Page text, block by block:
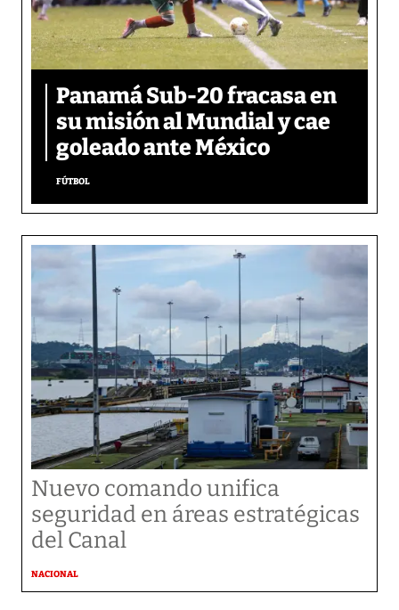
Panamá Sub-20 fracasa en
su misión al Mundial y cae
goleado ante México
FÚTBOL
Nuevo comando unifica
seguridad en áreas estratégicas
del Canal
NACIONAL